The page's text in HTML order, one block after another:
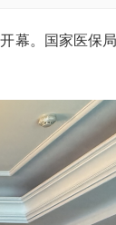
幕。国家医保